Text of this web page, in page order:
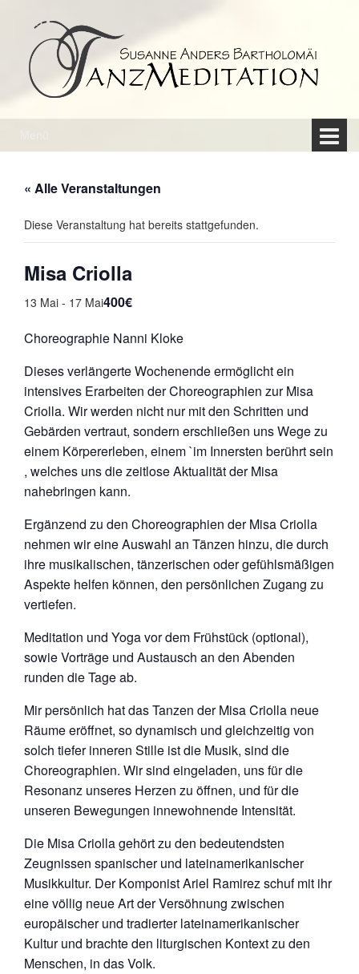
Hauptmenü
springen
« Alle Veranstaltungen
Diese Veranstaltung hat bereits stattgefunden.
Misa Criolla
13 Mai - 17 Mai400€
Choreographie Nanni Kloke
Dieses verlängerte Wochenende ermöglicht ein
intensives Erarbeiten der Choreographien zur Misa
Criolla. Wir werden nicht nur mit den Schritten und
Gebärden vertraut, sondern erschließen uns Wege zu
einem Körpererleben, einem `im Innersten berührt sein
́, welches uns die zeitlose Aktualität der Misa
nahebringen kann.
Ergänzend zu den Choreographien der Misa Criolla
nehmen wir eine Auswahl an Tänzen hinzu, die durch
ihre musikalischen, tänzerischen oder gefühlsmäßigen
Aspekte helfen können, den persönlichen Zugang zu
vertiefen.
Meditation und Yoga vor dem Frühstück (optional),
sowie Vorträge und Austausch an den Abenden
runden die Tage ab.
Mir persönlich hat das Tanzen der Misa Criolla neue
Räume eröffnet, so dynamisch und gleichzeitig von
solch tiefer inneren Stille ist die Musik, sind die
Choreographien. Wir sind eingeladen, uns für die
Resonanz unseres Herzen zu öffnen, und für die
unseren Bewegungen innewohnende Intensität.
Die Misa Criolla gehört zu den bedeutendsten
Zeugnissen spanischer und lateinamerikanischer
Musikkultur. Der Komponist Ariel Ramirez schuf mit ihr
eine völlig neue Art der Versöhnung zwischen
europäischer und tradierter lateinamerikanischer
Kultur und brachte den liturgischen Kontext zu den
Menschen, in das Volk.